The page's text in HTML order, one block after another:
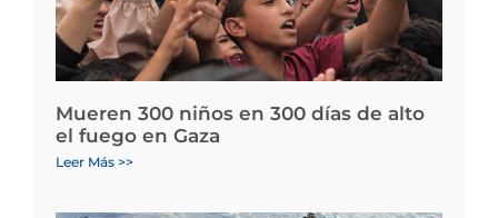
Mueren 300 niños en 300 días de alto
el fuego en Gaza
Leer Más >>